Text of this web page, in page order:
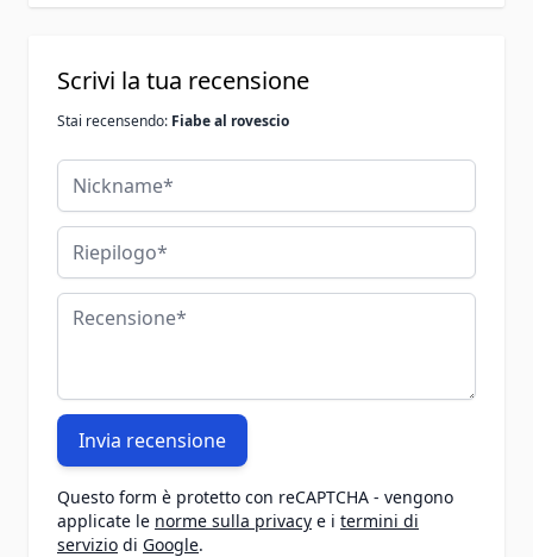
Scrivi la tua recensione
Stai recensendo: Fiabe al rovescio
Nickname
Riepilogo
Recensione
Invia recensione
Questo form è protetto con reCAPTCHA - vengono
applicate le norme sulla privacy e i termini di
servizio di Google.